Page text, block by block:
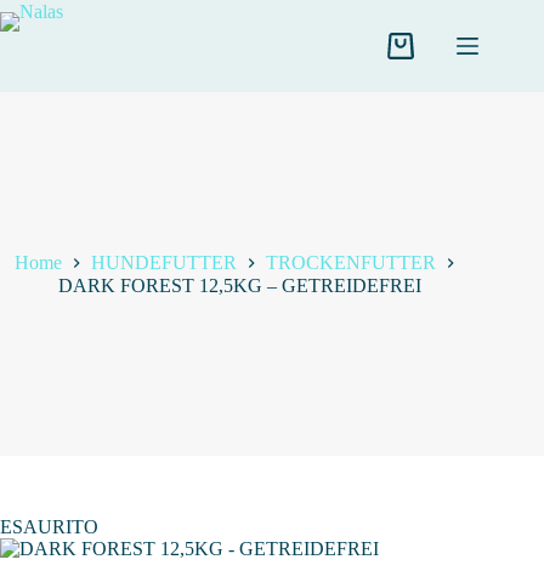
Salta
al
Carrello
Home HUNDEFUTTER
TROCKENFUTTER
DARK FOREST 12,5KG – GETREIDEFREI
ESAURITO